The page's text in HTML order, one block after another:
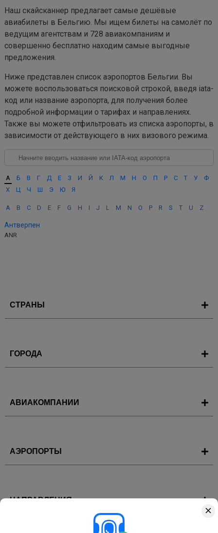
Наш скайсканнер предлагает самые дешёвые
авиабилеты в Бельгию. Мы ищем билеты на самолёт по
ведущим агентствам и 728 авиакомпаниям и
совершенно бесплатно находим самые выгодные
предложения.
Ниже представлен список аэропортов Бельгии. Вы
можете воспользоваться поисковой строкой, введя iata-
код или название аэропорта, для получения более
подробной информации о тарифах и направлениях.
Также вы можете отфильтровать из списка аэропорты, в
зависимости от действующего в них визового режима.
А Б В Г Д Е З И Й К Л М Н О П Р С Т У
Ф
Х
Ц Ч Ш Э Ю Я
A B C D E F G H I J L M N O P R S T U Z
Антверпен
ANR
СТРАНЫ
ГОРОДА
АВИАКОМПАНИИ
АЭРОПОРТЫ
НАПРАВЛЕНИЯ